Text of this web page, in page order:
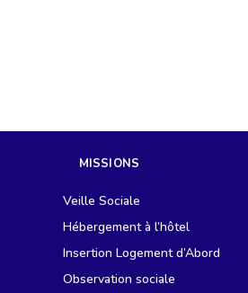
MISSIONS
Veille Sociale
Hébergement à l’hôtel
Insertion Logement d’Abord
Observation sociale